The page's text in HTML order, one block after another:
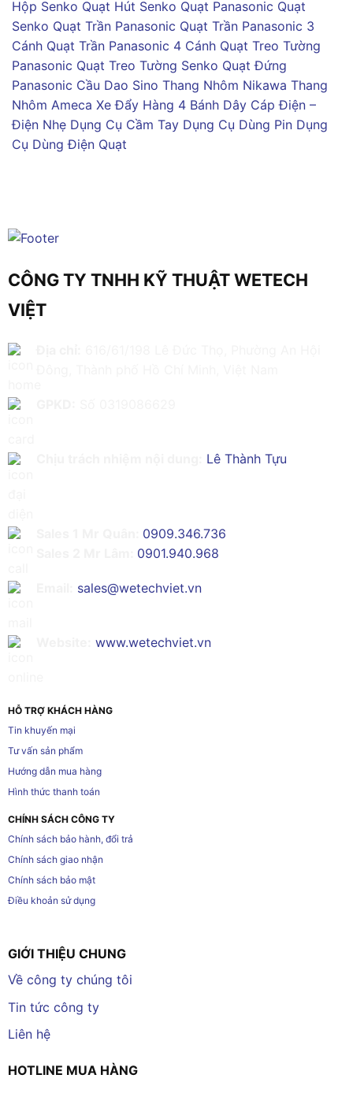
Hộp Senko Quạt Hút Senko Quạt Panasonic Quạt
Senko Quạt Trần Panasonic Quạt Trần Panasonic 3
Cánh Quạt Trần Panasonic 4 Cánh Quạt Treo Tường
Panasonic Quạt Treo Tường Senko Quạt Đứng
Panasonic Cầu Dao Sino Thang Nhôm Nikawa Thang
Nhôm Ameca Xe Đẩy Hàng 4 Bánh Dây Cáp Điện –
Điện Nhẹ Dụng Cụ Cầm Tay Dụng Cụ Dùng Pin Dụng
Cụ Dùng Điện Quạt
CÔNG TY TNHH KỸ THUẬT WETECH
VIỆT
Lê Thành Tựu
0909.346.736
0901.940.968
sales@wetechviet.vn
www.wetechviet.vn
HỖ TRỢ KHÁCH HÀNG
Tin khuyến mại
Tư vấn sản phẩm
Hướng dẫn mua hàng
Hình thức thanh toán
CHÍNH SÁCH CÔNG TY
Chính sách bảo hành, đổi trả
Chính sách giao nhận
Chính sách bảo mật
Điều khoản sử dụng
GIỚI THIỆU CHUNG
Về công ty chúng tôi
Tin tức công ty
Liên hệ
HOTLINE MUA HÀNG